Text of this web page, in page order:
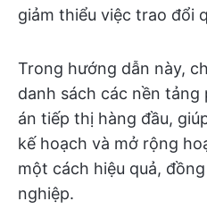
giảm thiểu việc trao đổi
Trong hướng dẫn này,
danh sách các nền tảng
án tiếp thị hàng đầu,
kế hoạch và mở rộng
một cách hiệu quả,
nghiệp.